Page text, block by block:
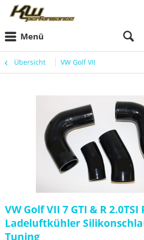
Menü
Übersicht VW Golf VII
VW Golf VII 7 GTI & R
Ladeluftkühler
Tuning